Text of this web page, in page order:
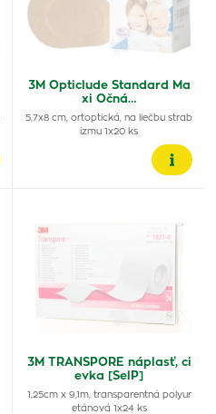
3M Opticlude Standard Ma
xi Očná…
5,7x8 cm, ortoptická, na liečbu strab
izmu 1x20 ks
3M TRANSPORE náplasť, ci
evka [SelP]
1,25cm x 9,1m, transparentná polyur
etánová 1x24 ks